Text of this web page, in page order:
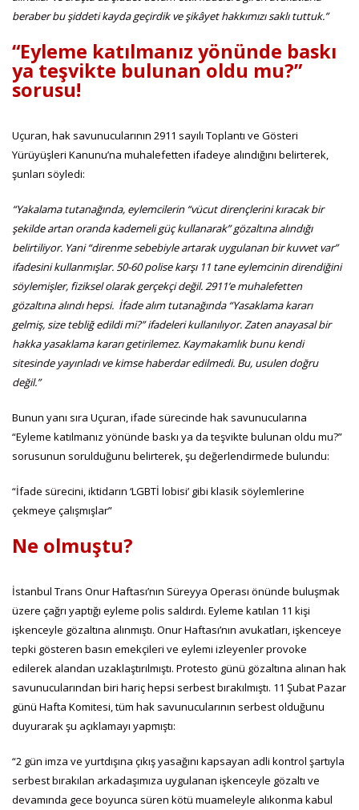
beraber bu şiddeti kayda geçirdik ve şikâyet hakkımızı saklı tuttuk.”
“Eyleme katılmanız yönünde baskı
ya teşvikte bulunan oldu mu?”
sorusu!
Uçuran, hak savunucularının 2911 sayılı Toplantı ve Gösteri
Yürüyüşleri Kanunu’na muhalefetten ifadeye alındığını belirterek,
şunları söyledi:
“Yakalama tutanağında, eylemcilerin “vücut dirençlerini kıracak bir
şekilde artan oranda kademeli güç kullanarak” gözaltına alındığı
belirtiliyor. Yani “direnme sebebiyle artarak uygulanan bir kuvvet var”
ifadesini kullanmışlar. 50-60 polise karşı 11 tane eylemcinin direndiğini
söylemişler, fiziksel olarak gerçekçi değil. 2911’e muhalefetten
gözaltına alındı hepsi. İfade alım tutanağında “Yasaklama kararı
gelmiş, size tebliğ edildi mi?” ifadeleri kullanılıyor. Zaten anayasal bir
hakka yasaklama kararı getirilemez. Kaymakamlık bunu kendi
sitesinde yayınladı ve kimse haberdar edilmedi. Bu, usulen doğru
değil.”
Bunun yanı sıra Uçuran, ifade sürecinde hak savunucularına
“Eyleme katılmanız yönünde baskı ya da teşvikte bulunan oldu mu?”
sorusunun sorulduğunu belirterek, şu değerlendirmede bulundu:
“İfade sürecini, iktidarın ‘LGBTİ lobisi’ gibi klasik söylemlerine
çekmeye çalışmışlar”
Ne olmuştu?
İstanbul Trans Onur Haftası’nın Süreyya Operası önünde buluşmak
üzere çağrı yaptığı eyleme polis saldırdı. Eyleme katılan 11 kişi
işkenceyle gözaltına alınmıştı. Onur Haftası’nın avukatları, işkenceye
tepki gösteren basın emekçileri ve eylemi izleyenler provoke
edilerek alandan uzaklaştırılmıştı. Protesto günü gözaltına alınan hak
savunucularından biri hariç hepsi serbest bırakılmıştı. 11 Şubat Pazar
günü Hafta Komitesi, tüm hak savunucularının serbest olduğunu
duyurarak şu açıklamayı yapmıştı:
“2 gün imza ve yurtdışına çıkış yasağını kapsayan adli kontrol şartıyla
serbest bırakılan arkadaşımıza uygulanan işkenceyle gözaltı ve
devamında gece boyunca süren kötü muameleyle alıkonma kabul